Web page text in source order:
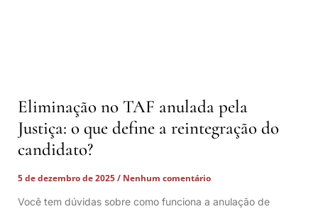
Eliminação no TAF anulada pela
Justiça: o que define a reintegração do
candidato?
5 de dezembro de 2025
Nenhum comentário
Você tem dúvidas sobre como funciona a anulação de